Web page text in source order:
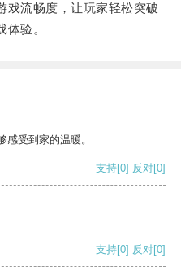
戏流畅度，让玩家轻松突破
验。
受到家的温暖。
支持[0] 反对[0]
支持[0] 反对[0]